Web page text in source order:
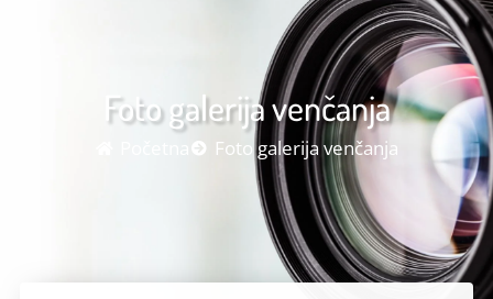
Foto galerija venčanja
Foto galerija venčanja